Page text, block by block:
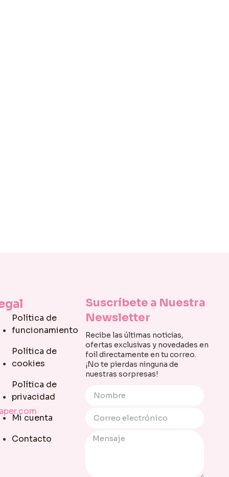
Política de
funcionamiento
Política de
cookies
Política de
privacidad
Mi cuenta
Contacto
Suscríbete a Nuestra
Newsletter
Recibe las últimas noticias,
ofertas exclusivas y novedades en
foil directamente en tu correo.
¡No te pierdas ninguna de
nuestras sorpresas!